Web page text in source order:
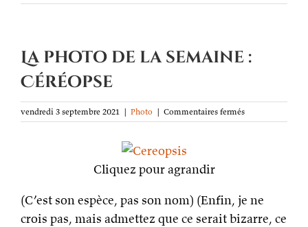
La photo de la semaine :
Céréopse
vendredi 3 septembre 2021 | Photo | Commentaires ferméssur
La
Cliquez pour agrandir
(C’est son espèce, pas son nom) (Enfin, je ne
crois pas, mais admettez que ce serait bizarre, ce